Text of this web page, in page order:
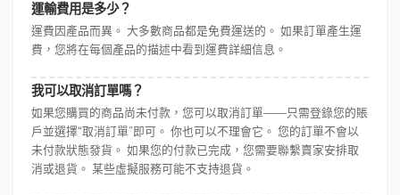
運輸費用是多少？
運費因產品而異。 大多數商品都是免費運送的。 如果訂單產生運
費，您將在每個產品的描述中看到運費詳細信息。
我可以取消訂單嗎？
如果您購買的商品尚未付款，您可以取消訂單——只需登錄您的賬
戶並選擇“取消訂單”即可。 你也可以不理會它。 您的訂單不會以
未付款狀態發貨。 如果您的付款已完成，您需要聯繫賣家安排取
消或退貨。 某些虛擬服務可能不支持退貨。